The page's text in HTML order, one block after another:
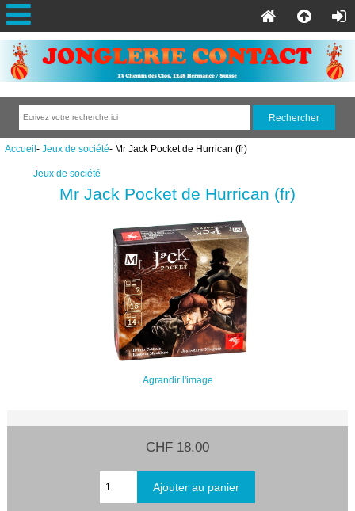
Accueil- Jeux de société- Mr Jack Pocket de Hurrican (fr)
Jeux de société
Mr Jack Pocket de Hurrican (fr)
Agrandir l'image
CHF 18.00